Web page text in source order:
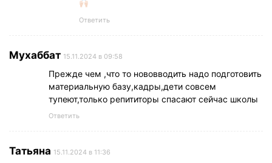
Ответить
Мухаббат 15.11.2024 в 09:58
Прежде чем ,что то нововводить надо подготовить
материальную базу,кадры,дети совсем
тупеют,только репититоры спасают сейчас школы
Ответить
Татьяна 15.11.2024 в 11:36